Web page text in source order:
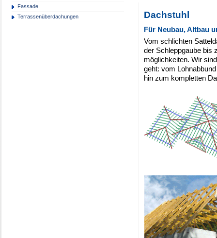
Fassade
Terrassenüberdachungen
Dachstuhl
Für Neubau, Altbau
Vom schlichten
der Schleppgaube bis
möglichkeiten. Wir
geht: vom
hin zum kompletten